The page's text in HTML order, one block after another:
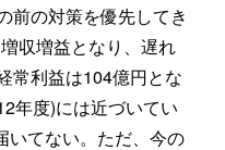
前の対策を優先してき
収増益となり、遅れ
常利益は104億円とな
年度)には近づいてい
いてない。ただ、今の